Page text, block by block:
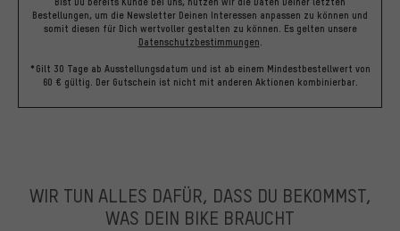
Bestellungen, um die Newsletter Deinen Interessen anpassen zu können und
somit diesen für Dich wertvoller gestalten zu können. Es gelten unsere
Datenschutzbestimmungen.
*Gilt 30 Tage ab Ausstellungsdatum und ist ab einem Mindestbestellwert von
60 € gültig. Der Gutschein ist nicht mit anderen Aktionen kombinierbar.
WIR TUN ALLES DAFÜR, DASS DU BEKOMMST,
WAS DEIN BIKE BRAUCHT